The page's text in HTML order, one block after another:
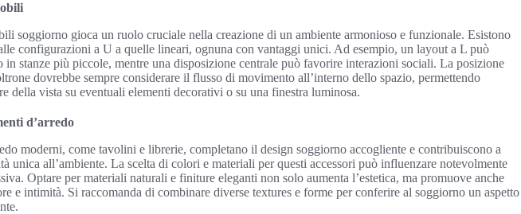
soggiorno gioca un ruolo cruciale nella creazione di un ambiente armonioso e funzionale. Esistono
configurazioni a U a quelle lineari, ognuna con vantaggi unici. Ad esempio, un layout a L può
in stanze più piccole, mentre una disposizione centrale può favorire interazioni sociali. La posizione
dovrebbe sempre considerare il flusso di movimento all’interno dello spazio, permettendo
della vista su eventuali elementi decorativi o su una finestra luminosa.
d’arredo
moderni, come tavolini e librerie, completano il design soggiorno accogliente e contribuiscono a
unica all’ambiente. La scelta di colori e materiali per questi accessori può influenzare notevolmente
Optare per materiali naturali e finiture eleganti non solo aumenta l’estetica, ma promuove anche
e intimità. Si raccomanda di combinare diverse textures e forme per conferire al soggiorno un aspetto